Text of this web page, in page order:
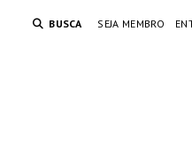
BUSCA SEJA MEMBRO